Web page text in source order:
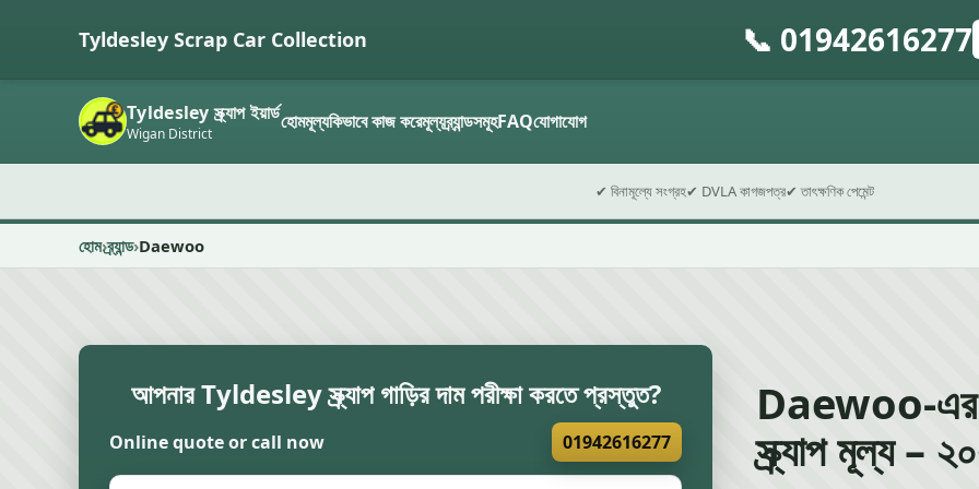
Tyldesley Scrap Car Collection 📞 01942616277
Tyldesley স্ক্র্যাপ ইয়ার্ড
Wigan District হোমমূল্যকিভাবে কাজ করেমূল্যব্র্যান্ডসমূহFAQযোগাযোগ
✔ বিনামূল্যে সংগ্রহ✔ DVLA কাগজপত্র✔ তাৎক্ষণিক পেমেন্ট
হোম ব্র্যান্ড Daewoo
আপনার Tyldesley স্ক্র্যাপ গাড়ির দাম পরীক্ষা করতে প্রস্তুত?
Online quote or call now 01942616277
Daewoo-
স্ক্র্যাপ মূল্য –